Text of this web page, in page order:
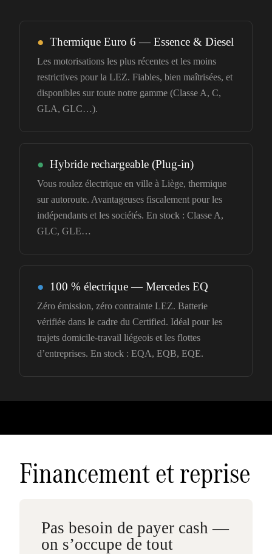
● Thermique Euro 6 — Essence & Diesel
Les motorisations les plus récentes et les moins
restrictives pour la LEZ. Fiables, bien maîtrisées, et
disponibles sur toute notre gamme (Classe A, C,
GLA, GLC…).
● Hybride rechargeable (Plug-in)
Vous roulez électrique en ville à Liège, thermique
sur autoroute. Avantageuses fiscalement pour les
indépendants et les sociétés. En stock : Classe A,
GLC, GLE…
● 100 % électrique — Mercedes EQ
Zéro émission, zéro contrainte LEZ. Batterie
vérifiée dans le cadre du Certified. Idéal pour les
trajets domicile-travail liégeois et les flottes
d’entreprises. En stock : EQA, EQB, EQE.
Financement et reprise
Pas besoin de payer cash —
on s’occupe de tout